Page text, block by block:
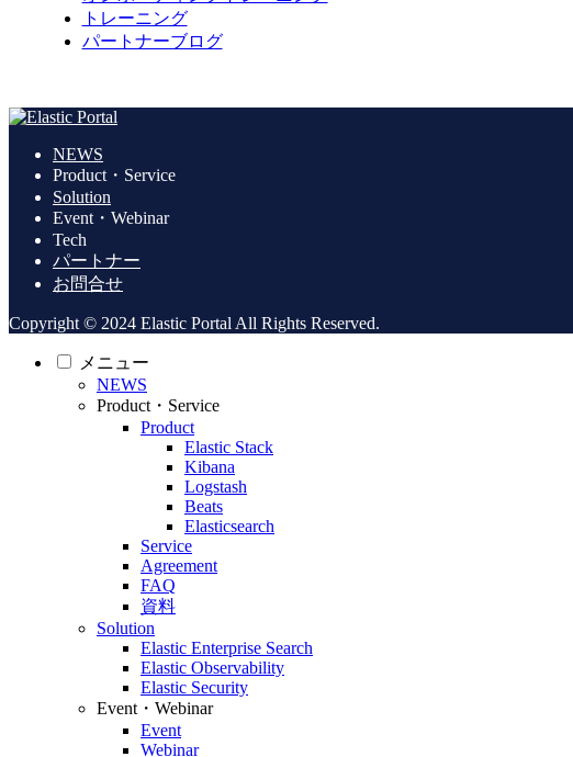
トレーニング
パートナーブログ
NEWS
Product・Service
Solution
Event・Webinar
Tech
パートナー
お問合せ
Copyright © 2024 Elastic Portal All Rights Reserved.
メニュー
NEWS
Product・Service
Product
Elastic Stack
Kibana
Logstash
Beats
Elasticsearch
Service
Agreement
FAQ
資料
Solution
Elastic Enterprise Search
Elastic Observability
Elastic Security
Event・Webinar
Event
Webinar